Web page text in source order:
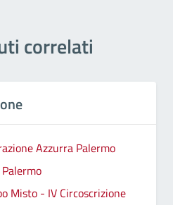
correlati
Azzurra Palermo
Misto - IV Circoscrizione